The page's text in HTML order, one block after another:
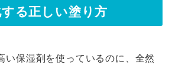
る正しい塗り方
い保湿剤を使っているのに、全然